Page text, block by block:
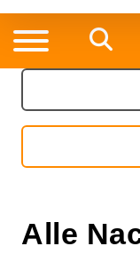
Alle